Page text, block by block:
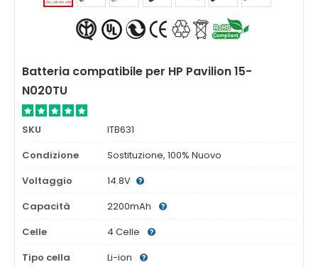
Batteria compatibile per HP Pavilion 15-
N020TU
SKU
ITB631
Condizione
Sostituzione, 100% Nuovo
Voltaggio
14.8V
Capacità
2200mAh
Celle
4 Celle
Tipo cella
Li-ion